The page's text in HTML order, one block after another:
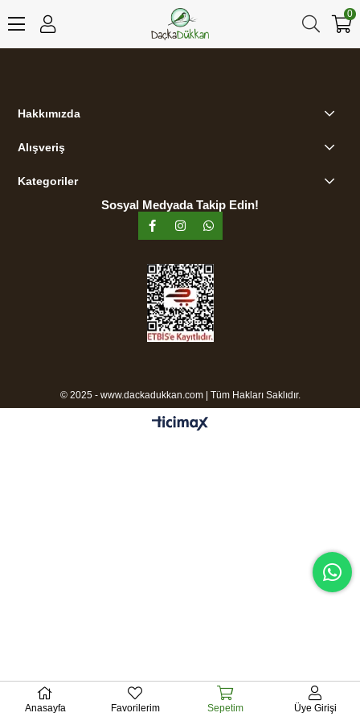
0
Hakkımızda
Alışveriş
Kategoriler
Sosyal Medyada Takip Edin!
© 2025 - www.dackadukkan.com | Tüm Hakları Saklıdır.
Anasayfa Favorilerim Sepetim Üye Girişi